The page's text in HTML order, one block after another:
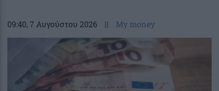
09:40, 7 Αυγούστου 2026 || My money